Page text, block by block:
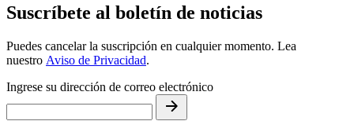
Suscríbete al boletín de noticias
Puedes cancelar la suscripción en cualquier momento. Lea
nuestro Aviso de Privacidad.
Ingrese su dirección de correo electrónico